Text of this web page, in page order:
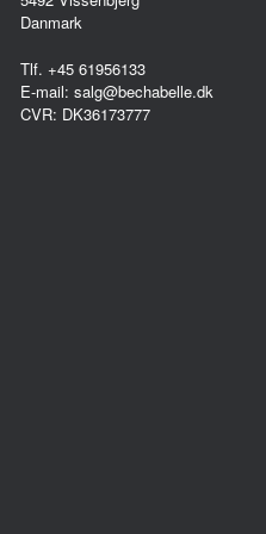
Danmark
Tlf. +45 61956133
E-mail: salg@bechabelle.dk
CVR: DK36173777